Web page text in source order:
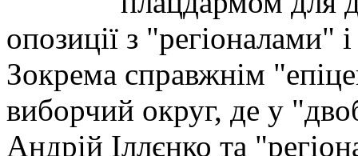
опозиції з
Зокрема справжнім
виборчий округ, де у
Андрій Іллєнко та